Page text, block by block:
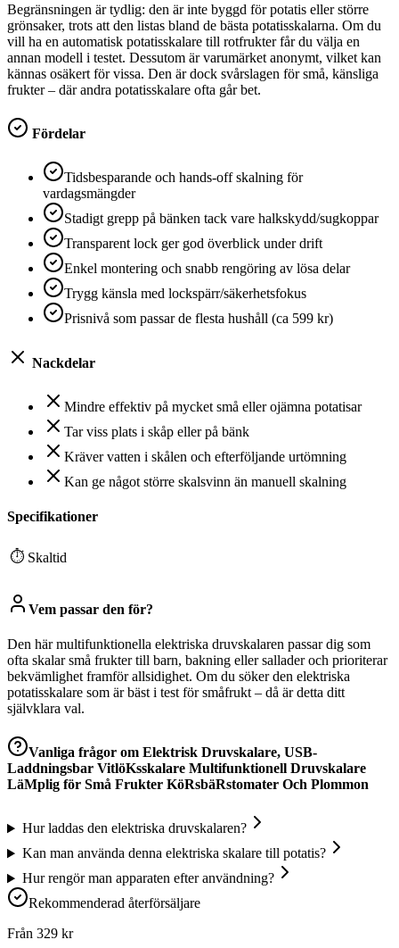
Begränsningen är tydlig: den är inte byggd för potatis eller större
grönsaker, trots att den listas bland de bästa potatisskalarna. Om du
vill ha en automatisk potatisskalare till rotfrukter får du välja en
annan modell i testet. Dessutom är varumärket anonymt, vilket kan
kännas osäkert för vissa. Den är dock svårslagen för små, känsliga
frukter – där andra potatisskalare ofta går bet.
Fördelar
Tidsbesparande och hands‑off skalning för
vardagsmängder
Stadigt grepp på bänken tack vare halkskydd/sugkoppar
Transparent lock ger god överblick under drift
Enkel montering och snabb rengöring av lösa delar
Trygg känsla med lockspärr/säkerhetsfokus
Prisnivå som passar de flesta hushåll (ca 599 kr)
Nackdelar
Mindre effektiv på mycket små eller ojämna potatisar
Tar viss plats i skåp eller på bänk
Kräver vatten i skålen och efterföljande urtömning
Kan ge något större skalsvinn än manuell skalning
Specifikationer
⏱ Skaltid
Vem passar den för?
Den här multifunktionella elektriska druvskalaren passar dig som
ofta skalar små frukter till barn, bakning eller sallader och prioriterar
bekvämlighet framför allsidighet. Om du söker den elektriska
potatisskalare som är bäst i test för småfrukt – då är detta ditt
självklara val.
Vanliga frågor om Elektrisk Druvskalare, USB-
Laddningsbar VitlöKsskalare Multifunktionell Druvskalare
LäMplig för Små Frukter KöRsbäRstomater Och Plommon
Hur laddas den elektriska druvskalaren?
Kan man använda denna elektriska skalare till potatis?
Hur rengör man apparaten efter användning?
Rekommenderad återförsäljare
Från 329 kr